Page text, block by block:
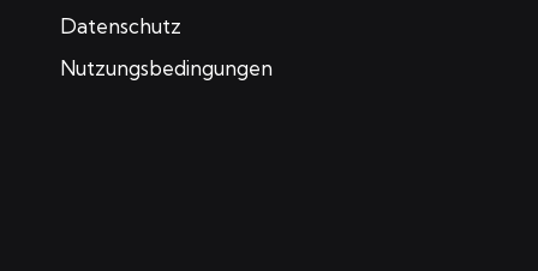
Datenschutz
Nutzungsbedingungen